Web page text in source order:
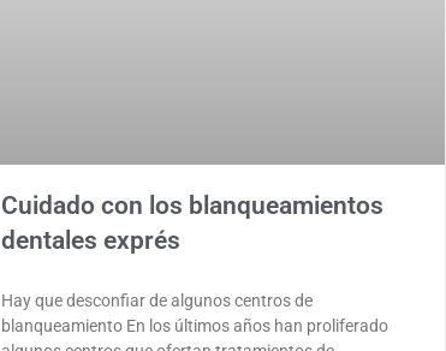
Cuidado con los blanqueamientos
dentales exprés
Hay que desconfiar de algunos centros de
blanqueamiento En los últimos años han proliferado